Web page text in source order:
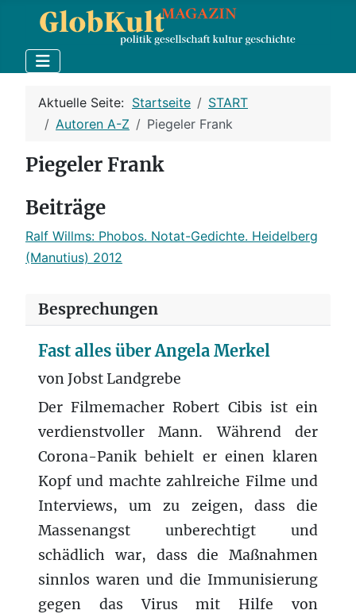
Aktuelle Seite: Startseite
START
Autoren A-Z
Piegeler Frank
Piegeler Frank
Beiträge
Ralf Willms: Phobos. Notat-Gedichte. Heidelberg
(Manutius) 2012
Besprechungen
Fast alles über Angela Merkel
von Jobst Landgrebe
Der Filmemacher Robert Cibis ist ein
verdienstvoller Mann. Während der
Corona-Panik behielt er einen klaren
Kopf und machte zahlreiche Filme und
Interviews, um zu zeigen, dass die
Massenangst unberechtigt und
schädlich war, dass die Maßnahmen
sinnlos waren und die Immunisierung
gegen das Virus mit Hilfe von